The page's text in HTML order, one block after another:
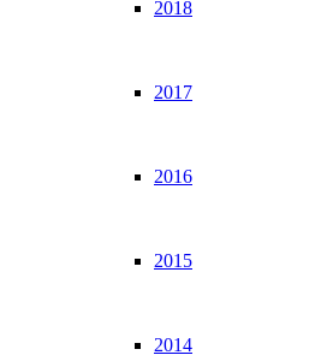
2018
2017
2016
2015
2014